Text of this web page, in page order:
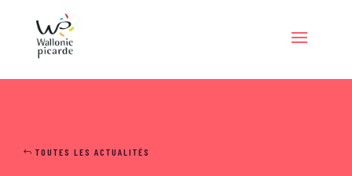
TOUTES LES ACTUALITÉS